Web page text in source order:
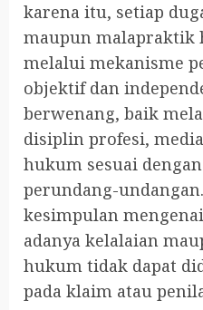
karena itu, setiap
maupun malapraktik
melalui mekanisme
objektif dan
berwenang, baik
disiplin profesi,
hukum sesuai
perundang-
kesimpulan
adanya kelalaian
hukum tidak dapat
pada klaim atau